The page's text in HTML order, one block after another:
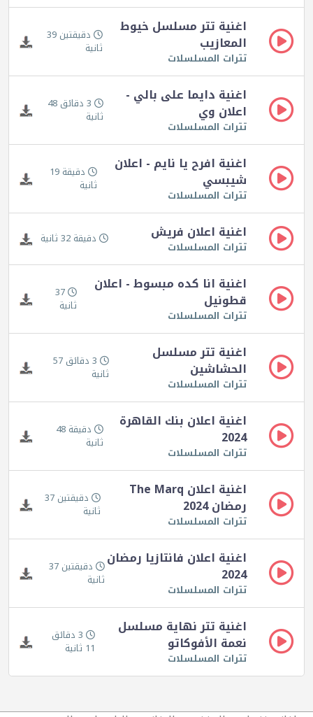
اغنية تتر مسلسل خيوط
المعازيب
تترات المسلسلات
دقيقتين 39
ثانية
اغنية دايما على بالي -
اعلان وي
تترات المسلسلات
3 دقائق 48
ثانية
اغنية افرح يا نايم - اعلان
شيبسي
تترات المسلسلات
دقيقة 19
ثانية
اغنية اعلان فريش
تترات المسلسلات دقيقة 32 ثانية
اغنية انا كده مبسوط - اعلان
قطونيل
تترات المسلسلات
37
ثانية
اغنية تتر مسلسل
الحشاشين
تترات المسلسلات
3 دقائق 57
ثانية
اغنية اعلان بنك القاهرة
2024
تترات المسلسلات
دقيقة 48
ثانية
اغنية اعلان The Marq
رمضان 2024
تترات المسلسلات
دقيقتين 37
ثانية
اغنية اعلان فانتازيا رمضان
2024
تترات المسلسلات
دقيقتين 37
ثانية
اغنية تتر نهاية مسلسل
نعمة الأفوكاتو
تترات المسلسلات
3 دقائق
11 ثانية